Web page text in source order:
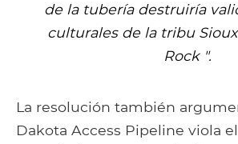
de la tubería destruiría
culturales de la tribu
Rock ".
La resolución también
Dakota Access Pipeline viola